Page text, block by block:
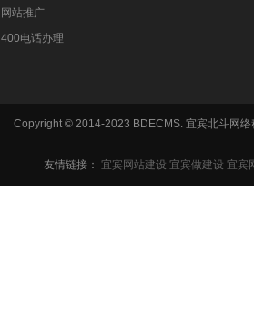
网站推广
400电话办理
Copyright © 2014-2023 BDECMS. 宜宾北斗网
友情链接： 宜宾网站建设 宜宾做建设 宜宾